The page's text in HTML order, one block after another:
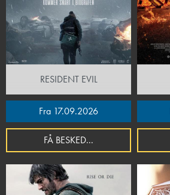
RESIDENT EVIL
Fra 17.09.2026
FÅ BESKED...